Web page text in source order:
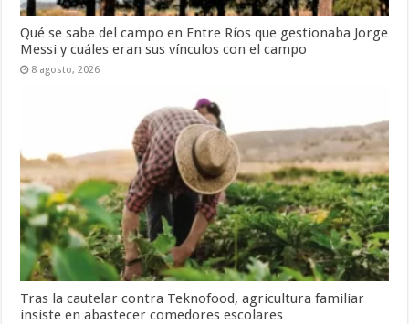
Qué se sabe del campo en Entre Ríos que gestionaba Jorge
Messi y cuáles eran sus vínculos con el campo
8 agosto, 2026
Tras la cautelar contra Teknofood, agricultura familiar
insiste en abastecer comedores escolares